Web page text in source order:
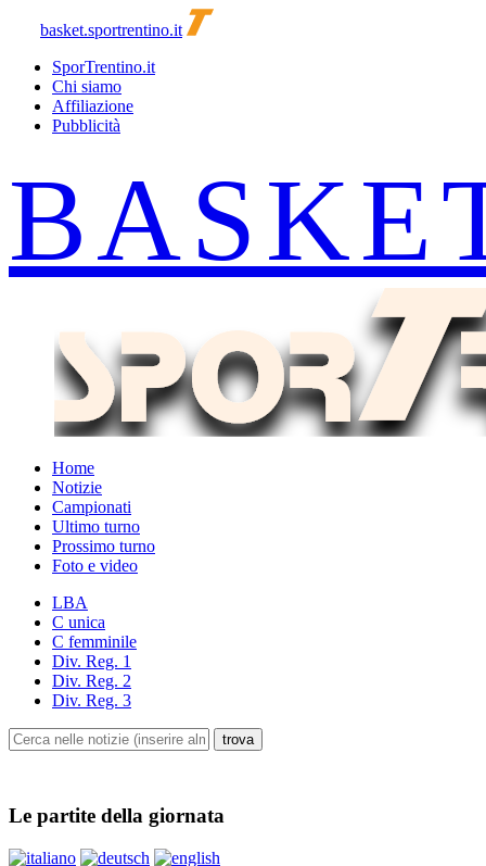
basket.sportrentino.it
SporTrentino.it
Chi siamo
Affiliazione
Pubblicità
Home
Notizie
Campionati
Ultimo turno
Prossimo turno
Foto e video
LBA
C unica
C femminile
Div. Reg. 1
Div. Reg. 2
Div. Reg. 3
Le partite della giornata